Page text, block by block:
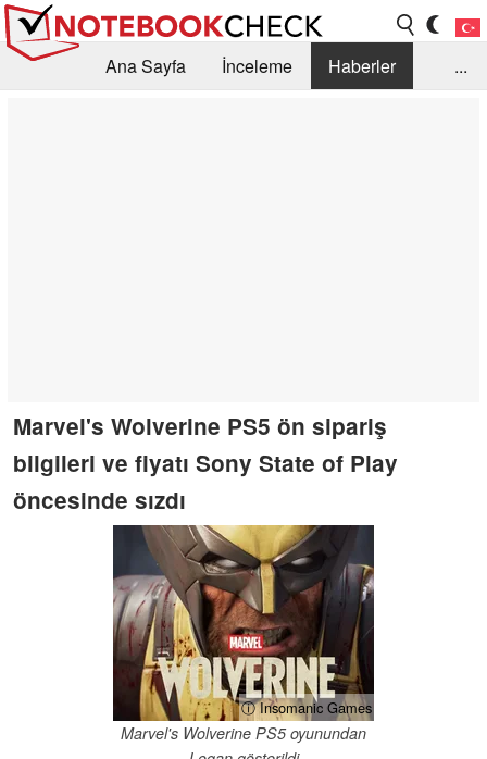
Ana Sayfa İnceleme
Haberler
...
Marvel's Wolverine PS5 ön sipariş
bilgileri ve fiyatı Sony State of Play
öncesinde sızdı
ⓘ Insomanic Games
Marvel's Wolverine PS5 oyunundan